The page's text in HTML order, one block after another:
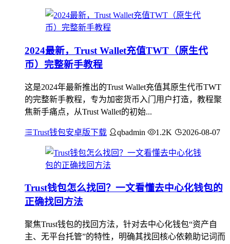
2024最新，Trust Wallet充值TWT（原生代
币）完整新手教程
这是2024年最新推出的Trust Wallet充值其原生代币TWT
的完整新手教程，专为加密货币入门用户打造，教程聚
焦新手痛点，从Trust Wallet的初始...
Trust钱包安卓版下载 qbadmin 1.2K 2026-08-07
Trust钱包怎么找回？一文看懂去中心化钱包的
正确找回方法
聚焦Trust钱包的找回方法，针对去中心化钱包“资产自
主、无平台托管”的特性，明确其找回核心依赖助记词而